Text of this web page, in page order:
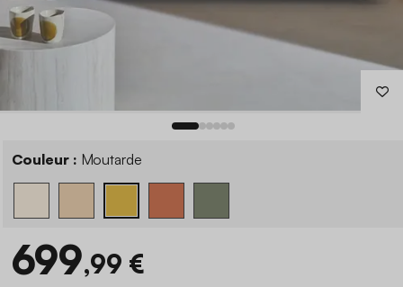
Couleur : Moutarde
699,99 €